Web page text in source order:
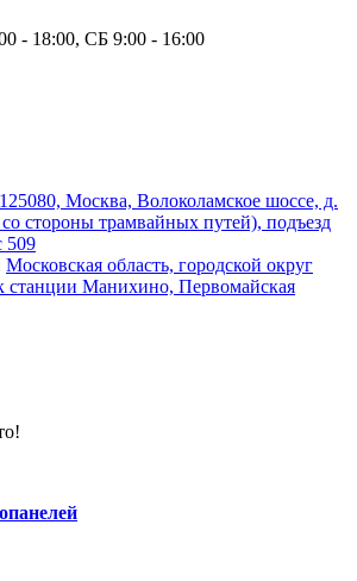
- 18:00, СБ 9:00 - 16:00
125080, Москва, Волоколамское шоссе, д.
со стороны трамвайных путей), подъезд
509
Московская область, городской округ
станции Манихино, Первомайская